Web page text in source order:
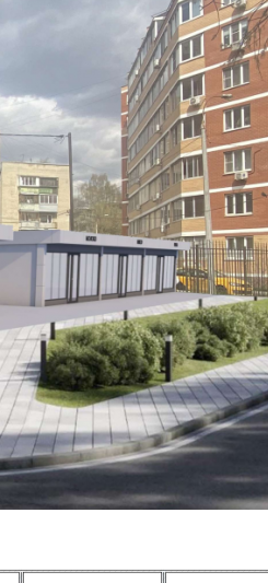
павильон под ваш бизнес!
сверхактивных пешеходных
проспект (5 минут), Ж/Д
и остановок общественного
на протяжении всего дня, в